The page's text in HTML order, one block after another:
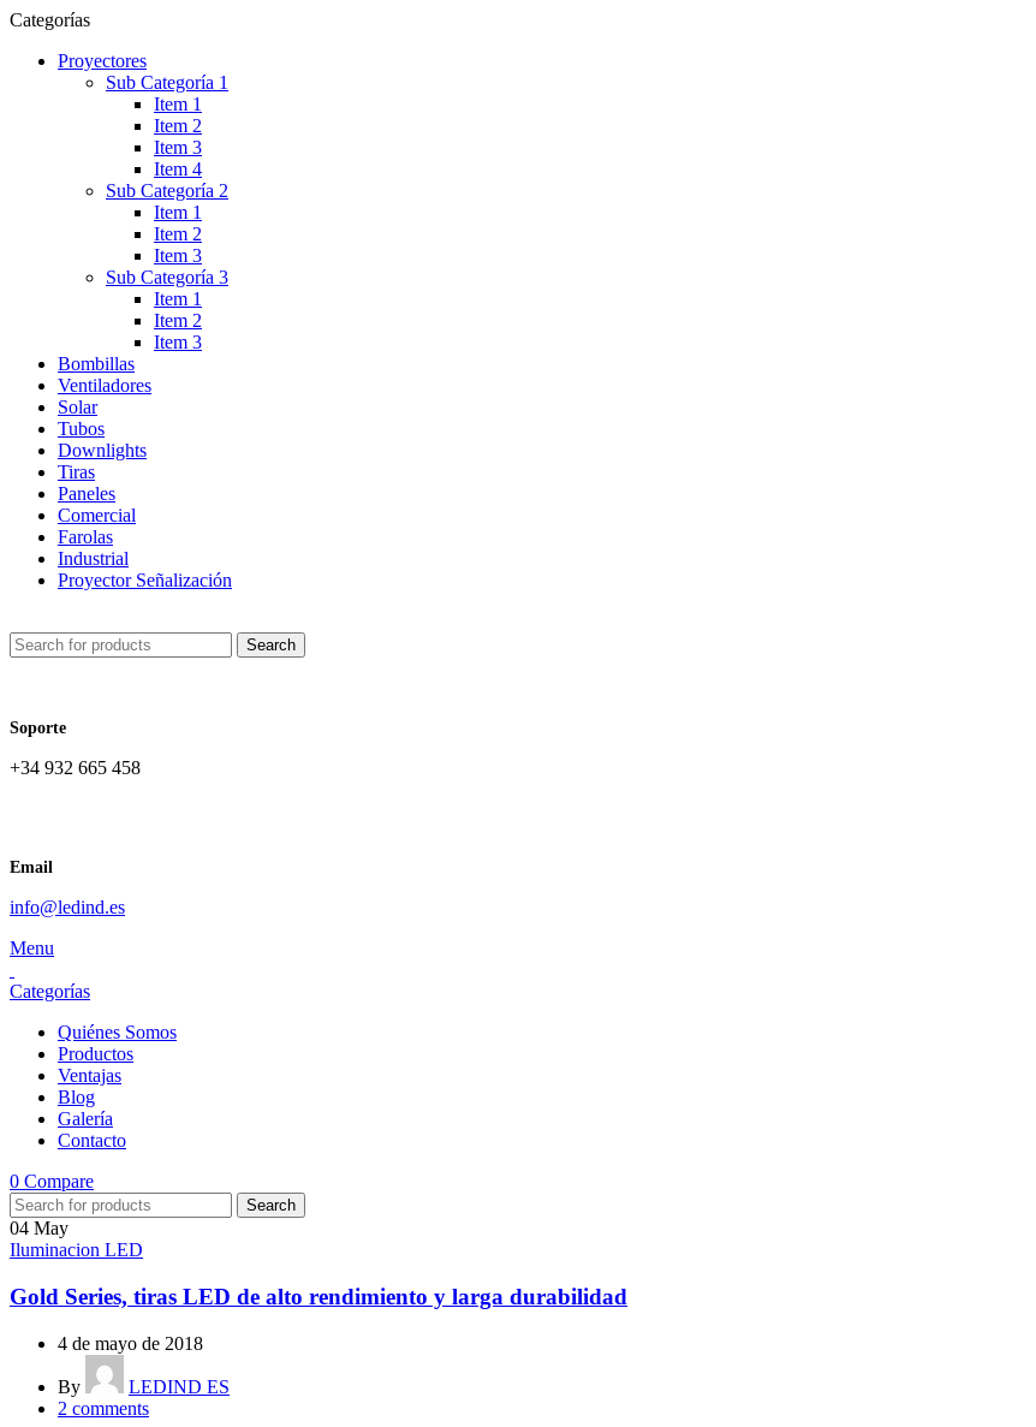
Categorías
Proyectores
Sub Categoría 1
Item 1
Item 2
Item 3
Item 4
Sub Categoría 2
Item 1
Item 2
Item 3
Sub Categoría 3
Item 1
Item 2
Item 3
Bombillas
Ventiladores
Solar
Tubos
Downlights
Tiras
Paneles
Comercial
Farolas
Industrial
Proyector Señalización
Search
Soporte
+34 932 665 458‬
Email
info@ledind.es
Menu
Categorías
Quiénes Somos
Productos
Ventajas
Blog
Galería
Contacto
0 Compare
Search
04 May
Iluminacion LED
Gold Series, tiras LED de alto rendimiento y larga durabilidad
4 de mayo de 2018
By
LEDIND ES
2 comments